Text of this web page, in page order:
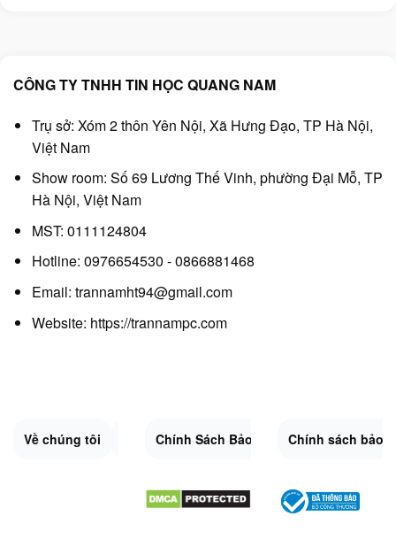
CÔNG TY TNHH TIN HỌC QUANG NAM
Trụ sở: Xóm 2 thôn Yên Nội, Xã Hưng Đạo, TP Hà Nội,
Việt Nam
Show room: Số 69 Lương Thế Vinh, phường Đại Mỗ, TP
Hà Nội, Việt Nam
MST: 0111124804
Hotline: 0976654530 - 0866881468
Email: trannamht94@gmail.com
Website: https://trannampc.com
Về chúng tôi Liên Hệ Quy Định Chung Sitemap.XML
Chính Sách Bảo Mật Đổi trả và hoàn
Chính sách bảo